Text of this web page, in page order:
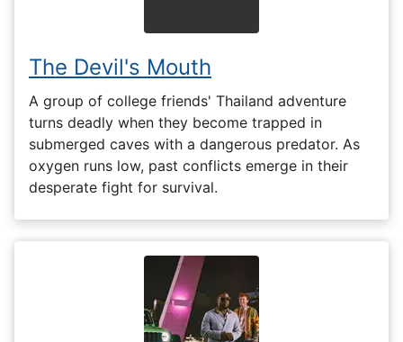
The Devil's Mouth
A group of college friends' Thailand adventure
turns deadly when they become trapped in
submerged caves with a dangerous predator. As
oxygen runs low, past conflicts emerge in their
desperate fight for survival.